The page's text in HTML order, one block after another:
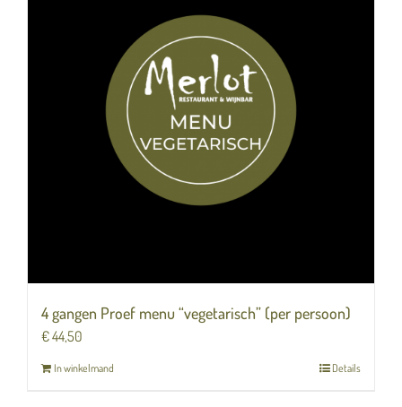
4 gangen Proef menu “vegetarisch” (per persoon)
€44,50
In winkelmand Details